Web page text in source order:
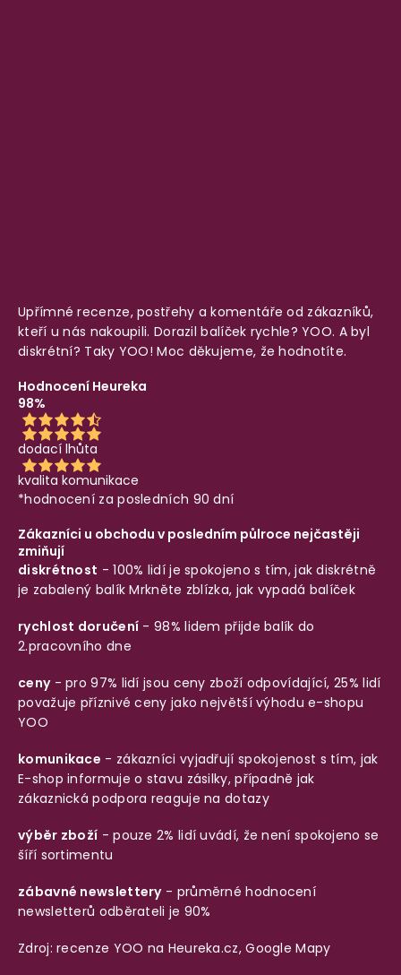
Upřímné recenze, postřehy a komentáře od zákazníků,
kteří u nás nakoupili. Dorazil balíček rychle? YOO. A byl
diskrétní? Taky YOO! Moc děkujeme, že hodnotíte.
Hodnocení Heureka
98%
dodací lhůta
kvalita komunikace
*hodnocení za posledních 90 dní
Zákazníci u obchodu v posledním půlroce nejčastěji
zmiňují
diskrétnost - 100% lidí je spokojeno s tím, jak diskrétně
je zabalený balíkMrkněte zblízka, jak vypadá balíček
rychlost doručení - 98% lidem přijde balík do
2.pracovního dne
ceny- pro 97% lidí jsou ceny zboží odpovídající, 25% lidí
považuje příznivé ceny jako největší výhodu e-shopu
YOO
komunikace - zákazníci vyjadřují spokojenost s tím, jak
E-shop informuje o stavu zásilky, případně jak
zákaznická podpora reaguje na dotazy
výběr zboží - pouze 2% lidí uvádí, že není spokojeno se
šíří sortimentu
zábavné newslettery- průměrné hodnocení
newsletterů odběrateli je 90%
Zdroj: recenze YOO na Heureka.cz,Google Mapy